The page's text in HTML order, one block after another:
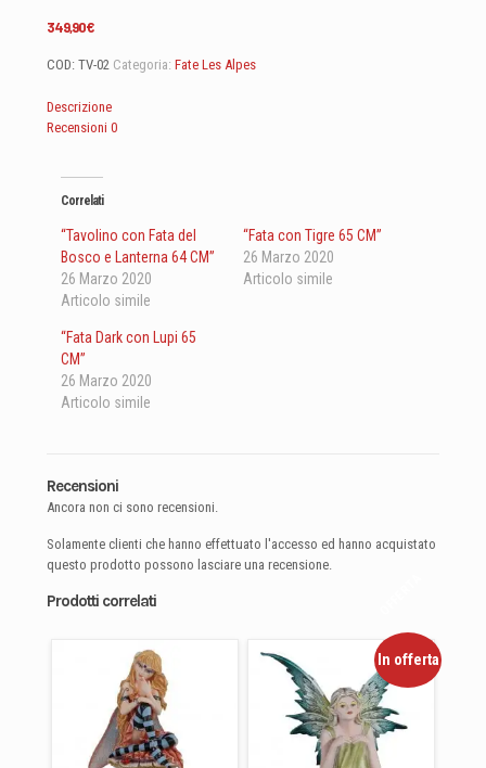
349,90€
COD: TV-02 Categoria: Fate Les Alpes
Descrizione
Recensioni 0
Correlati
“Tavolino con Fata del
Bosco e Lanterna 64 CM”
26 Marzo 2020
Articolo simile
“Fata con Tigre 65 CM”
26 Marzo 2020
Articolo simile
“Fata Dark con Lupi 65
CM”
26 Marzo 2020
Articolo simile
Recensioni
Ancora non ci sono recensioni.
Solamente clienti che hanno effettuato l'accesso ed hanno acquistato
questo prodotto possono lasciare una recensione.
Prodotti correlati
In offerta